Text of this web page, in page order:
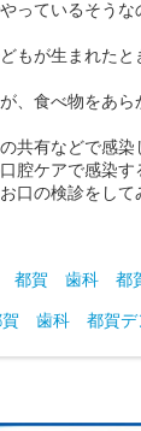
っているそう
もが生まれた
、食べ物をあ
共有などで感染
腔ケアで感染
口の検診をして
都賀 歯科 都
歯科 都賀デ